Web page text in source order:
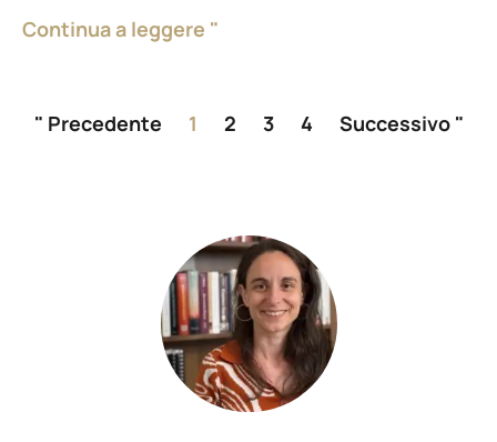
Continua a leggere "
" Precedente 1 2 3 4 Successivo "